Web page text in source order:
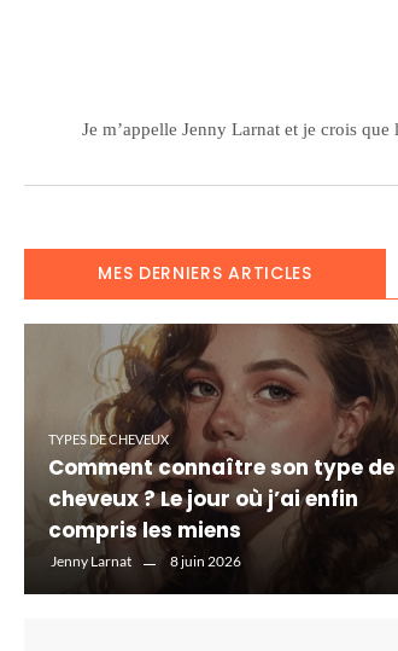
Je m’appelle Jenny Larnat et je crois
MES DERNIERS ARTICLES
TYPES DE CHEVEUX
Comment connaître son type de
cheveux ? Le jour où j’ai enfin
compris les miens
Jenny Larnat 8 juin 2026